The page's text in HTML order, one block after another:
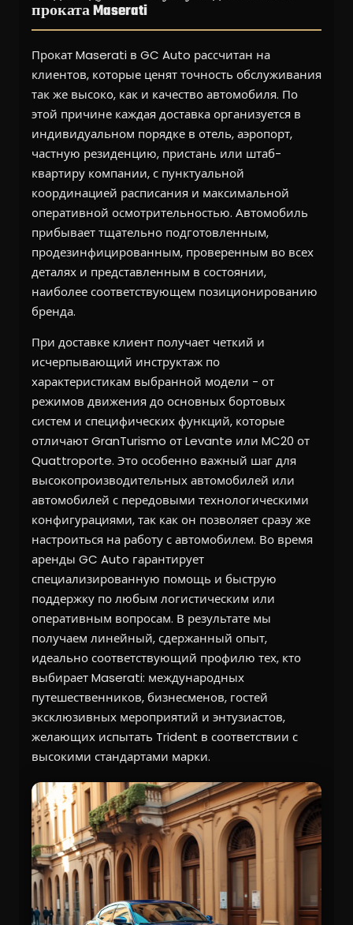
проката Maserati
Прокат Maserati в GC Auto рассчитан на
клиентов, которые ценят точность обслуживания
так же высоко, как и качество автомобиля. По
этой причине каждая доставка организуется в
индивидуальном порядке в отель, аэропорт,
частную резиденцию, пристань или штаб-
квартиру компании, с пунктуальной
координацией расписания и максимальной
оперативной осмотрительностью. Автомобиль
прибывает тщательно подготовленным,
продезинфицированным, проверенным во всех
деталях и представленным в состоянии,
наиболее соответствующем позиционированию
бренда.
При доставке клиент получает четкий и
исчерпывающий инструктаж по
характеристикам выбранной модели - от
режимов движения до основных бортовых
систем и специфических функций, которые
отличают GranTurismo от Levante или MC20 от
Quattroporte. Это особенно важный шаг для
высокопроизводительных автомобилей или
автомобилей с передовыми технологическими
конфигурациями, так как он позволяет сразу же
настроиться на работу с автомобилем. Во время
аренды GC Auto гарантирует
специализированную помощь и быструю
поддержку по любым логистическим или
оперативным вопросам. В результате мы
получаем линейный, сдержанный опыт,
идеально соответствующий профилю тех, кто
выбирает Maserati: международных
путешественников, бизнесменов, гостей
эксклюзивных мероприятий и энтузиастов,
желающих испытать Trident в соответствии с
высокими стандартами марки.